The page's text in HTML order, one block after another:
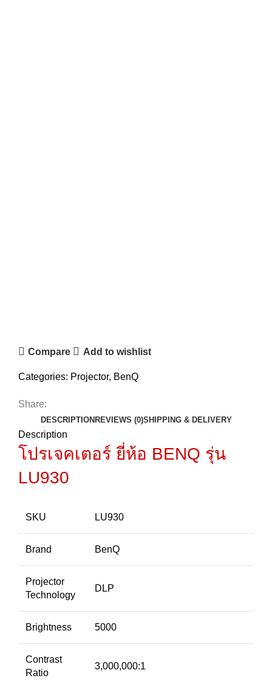
Compare Add to wishlist
Categories: Projector, BenQ
Share:
DESCRIPTION REVIEWS (0)SHIPPING & DELIVERY
Description
โปรเจคเตอร์ ยี่ห้อ BENQ รุ่น
LU930
SKU LU930
Brand BenQ
Projector
Technology
DLP
Brightness 5000
Contrast
Ratio
3,000,000:1